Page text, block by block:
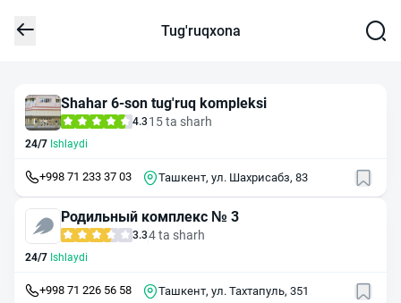
Tug'ruqxona
Shahar 6-son tug'ruq kompleksi
4.3 15 ta sharh
24/7 Ishlaydi
+998 71 233 37 03 Ташкент, ул. Шахрисабз, 83
Родильный комплекс № 3
3.34 ta sharh
24/7 Ishlaydi
+998 71 226 56 58 Ташкент, ул. Тахтапуль, 351